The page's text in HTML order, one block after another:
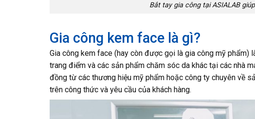
Bắt tay gia công tại ASIALAB
Gia công kem face là gì?
Gia công kem face (hay còn được gọi là gia công mỹ phẩm)
trang điểm và các sản phẩm chăm sóc da khác tại các nhà
đồng từ các thương hiệu mỹ phẩm hoặc công ty chuyên về
trên công thức và yêu cầu của khách hàng.